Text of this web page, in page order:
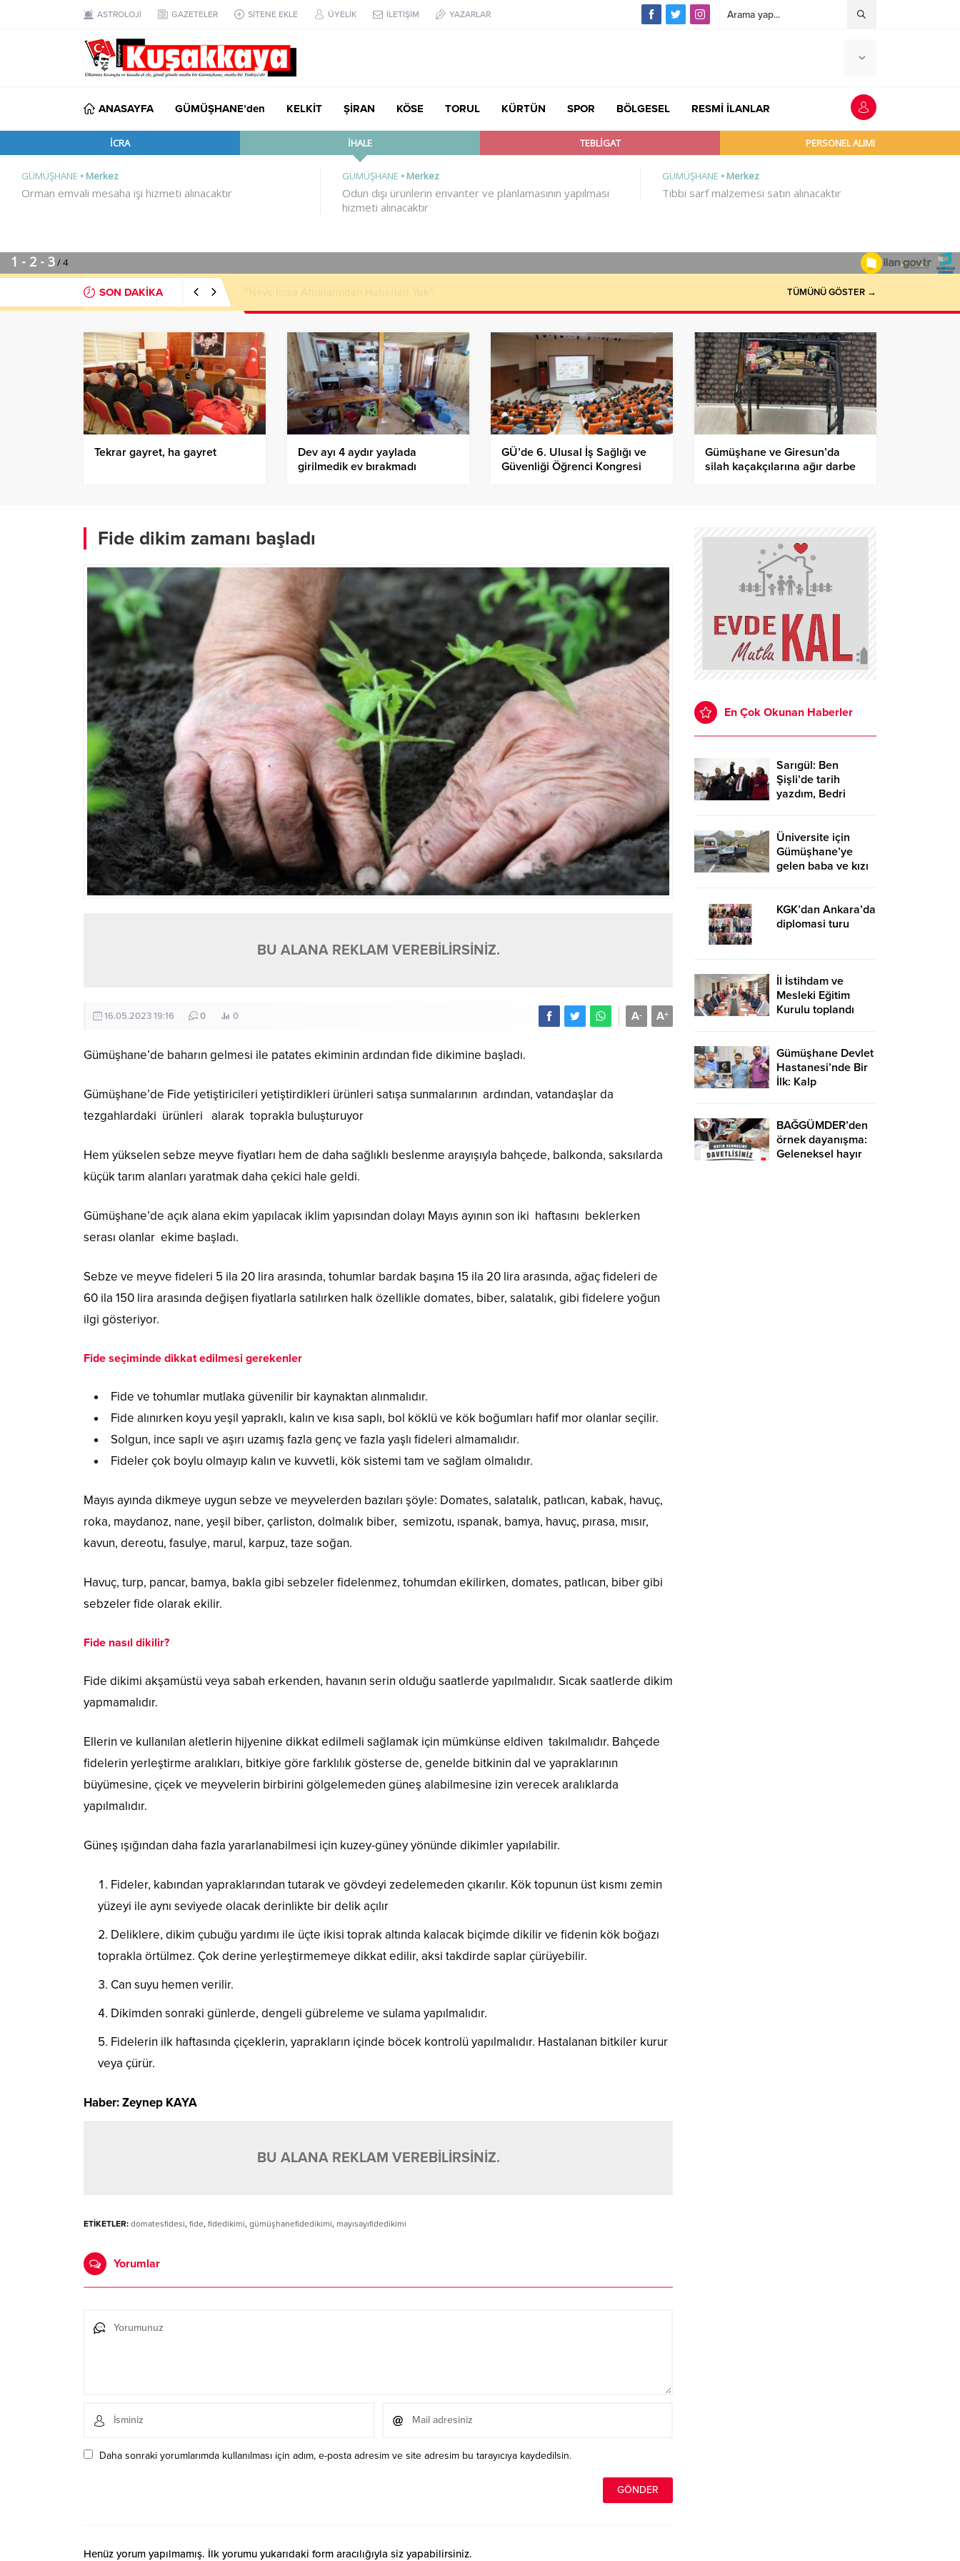
ASTROLOJİ GAZETELER SİTENE EKLE ÜYELİK İLETİŞİM YAZARLAR
ANASAYFA GÜMÜŞHANE’den KELKİT ŞİRAN KÖSE TORUL KÜRTÜN SPOR BÖLGESEL RESMİ İLANLAR
SON DAKİKA TÜMÜNÜ GÖSTER →
Tekrar gayret, ha gayret
Dev ayı 4 aydır yaylada
girilmedik ev bırakmadı
GÜ’de 6. Ulusal İş Sağlığı ve
Güvenliği Öğrenci Kongresi
Gümüşhane ve Giresun’da
silah kaçakçılarına ağır darbe
Fide dikim zamanı başladı
BU ALANA REKLAM VEREBİLİRSİNİZ.
16.05.2023 19:16 0 0 A+
A-
Gümüşhane’de baharın gelmesi ile patates ekiminin ardından fide dikimine başladı.
Gümüşhane’de Fide yetiştiricileri yetiştirdikleri ürünleri satışa sunmalarının ardından, vatandaşlar da
tezgahlardaki ürünleri alarak toprakla buluşturuyor
Hem yükselen sebze meyve fiyatları hem de daha sağlıklı beslenme arayışıyla bahçede, balkonda, saksılarda
küçük tarım alanları yaratmak daha çekici hale geldi.
Gümüşhane’de açık alana ekim yapılacak iklim yapısından dolayı Mayıs ayının son iki haftasını beklerken
serası olanlar ekime başladı.
Sebze ve meyve fideleri 5 ila 20 lira arasında, tohumlar bardak başına 15 ila 20 lira arasında, ağaç fideleri de
60 ila 150 lira arasında değişen fiyatlarla satılırken halk özellikle domates, biber, salatalık, gibi fidelere yoğun
ilgi gösteriyor.
Fide seçiminde dikkat edilmesi gerekenler
Fide ve tohumlar mutlaka güvenilir bir kaynaktan alınmalıdır.
Fide alınırken koyu yeşil yapraklı, kalın ve kısa saplı, bol köklü ve kök boğumları hafif mor olanlar seçilir.
Solgun, ince saplı ve aşırı uzamış fazla genç ve fazla yaşlı fideleri almamalıdır.
Fideler çok boylu olmayıp kalın ve kuvvetli, kök sistemi tam ve sağlam olmalıdır.
Mayıs ayında dikmeye uygun sebze ve meyvelerden bazıları şöyle: Domates, salatalık, patlıcan, kabak, havuç,
roka, maydanoz, nane, yeşil biber, çarliston, dolmalık biber, semizotu, ıspanak, bamya, havuç, pırasa, mısır,
kavun, dereotu, fasulye, marul, karpuz, taze soğan.
Havuç, turp, pancar, bamya, bakla gibi sebzeler fidelenmez, tohumdan ekilirken, domates, patlıcan, biber gibi
sebzeler fide olarak ekilir.
Fide nasıl dikilir?
Fide dikimi akşamüstü veya sabah erkenden, havanın serin olduğu saatlerde yapılmalıdır. Sıcak saatlerde dikim
yapmamalıdır.
Ellerin ve kullanılan aletlerin hijyenine dikkat edilmeli sağlamak için mümkünse eldiven takılmalıdır. Bahçede
fidelerin yerleştirme aralıkları, bitkiye göre farklılık gösterse de, genelde bitkinin dal ve yapraklarının
büyümesine, çiçek ve meyvelerin birbirini gölgelemeden güneş alabilmesine izin verecek aralıklarda
yapılmalıdır.
Güneş ışığından daha fazla yararlanabilmesi için kuzey-güney yönünde dikimler yapılabilir.
Fideler, kabından yapraklarından tutarak ve gövdeyi zedelemeden çıkarılır. Kök topunun üst kısmı zemin
yüzeyi ile aynı seviyede olacak derinlikte bir delik açılır
Deliklere, dikim çubuğu yardımı ile üçte ikisi toprak altında kalacak biçimde dikilir ve fidenin kök boğazı
toprakla örtülmez. Çok derine yerleştirmemeye dikkat edilir, aksi takdirde saplar çürüyebilir.
Can suyu hemen verilir.
Dikimden sonraki günlerde, dengeli gübreleme ve sulama yapılmalıdır.
Fidelerin ilk haftasında çiçeklerin, yaprakların içinde böcek kontrolü yapılmalıdır. Hastalanan bitkiler kurur
veya çürür.
Haber: Zeynep KAYA
BU ALANA REKLAM VEREBİLİRSİNİZ.
ETİKETLER: domatesfidesi, fide, fidedikimi, gümüşhanefidedikimi, mayısayıfidedikimi
Yorumlar
Daha sonraki yorumlarımda kullanılması için adım, e-posta adresim ve site adresim bu tarayıcıya kaydedilsin.
Henüz yorum yapılmamış. İlk yorumu yukarıdaki form aracılığıyla siz yapabilirsiniz.
En Çok Okunan Haberler
Sarıgül: Ben
Şişli’de tarih
yazdım, Bedri
yazacak
Üniversite için
Gümüşhane’ye
gelen baba ve kızı
KGK’dan Ankara’da
diplomasi turu
İl İstihdam ve
Mesleki Eğitim
Kurulu toplandı
Gümüşhane Devlet
Hastanesi’nde Bir
İlk: Kalp
Tedavi Dönemi
Başladı
BAĞGÜMDER’den
örnek dayanışma:
Geleneksel hayır